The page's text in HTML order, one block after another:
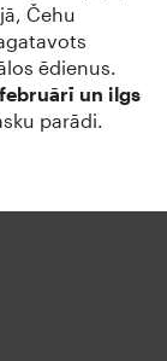
Čehu
ēdienus.
un ilgs
parādi.